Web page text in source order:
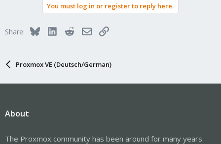
o
You must log in or register to reply here.
Share: BlueskyLinkedInRedditEmailLink
Proxmox VE (Deutsch/German)
About
The Proxmox community has been around for many years